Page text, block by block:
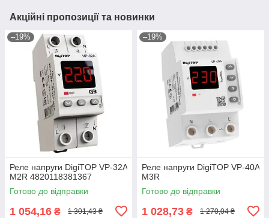
Акційні пропозиції та новинки
–19%
Реле напруги DigiTOP VP-32A
M2R 4820118381367
Готово до відправки
1 054,16 ₴ 1 301,43 ₴
–19%
Реле напруги DigiTOP VP-40A
M3R
Готово до відправки
1 028,73 ₴ 1 270,04 ₴